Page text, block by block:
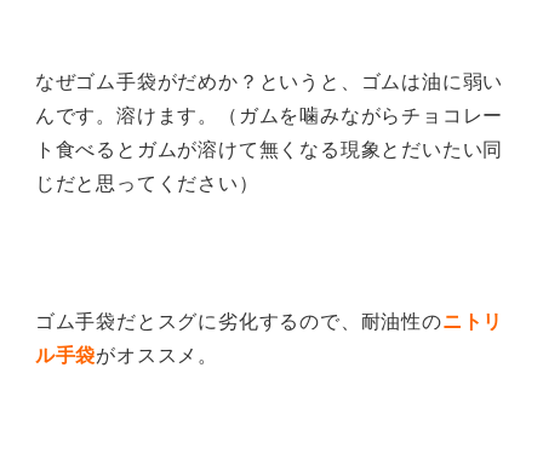
なぜゴム手袋がだめか？というと、ゴムは油に弱い
んです。溶けます。（ガムを噛みながらチョコレー
ト食べるとガムが溶けて無くなる現象とだいたい同
じだと思ってください）
ゴム手袋だとスグに劣化するので、耐油性のニトリ
ル手袋がオススメ。